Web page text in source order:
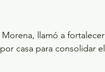
llamó a
casa para consolidar